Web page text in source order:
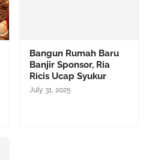
Bangun Rumah Baru
Banjir Sponsor, Ria
Ricis Ucap Syukur
July 31, 2025